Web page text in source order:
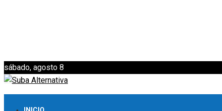
sábado, agosto 8